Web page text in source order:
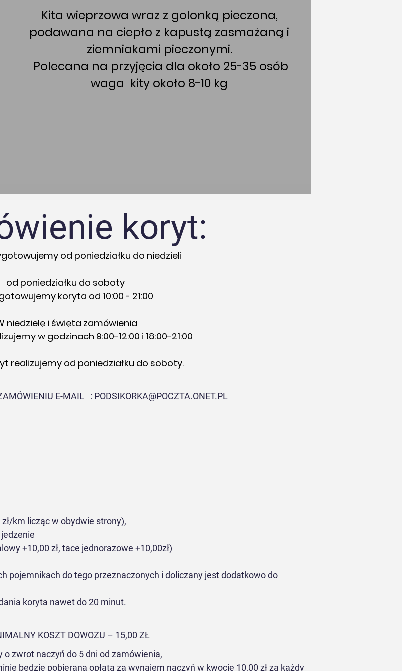
Kita wieprzowa wraz z golonką pieczona,
podawana na ciepło z kapustą zasmażaną i
ziemniakami pieczonymi.
Polecana na przyjęcia dla około 25-35 osób
waga kity około 8-10 kg
koryt:
od poniedziałku do niedzieli
od poniedziałku do soboty
koryta od 10:00 - 21:00
niedzielę i święta zamówienia
w godzinach 9:00-12:00 i 18:00-21:00
realizujemy od poniedziałku do soboty.
E-MAIL : PODSIKORKA@POCZTA.ONET.PL
zł/km licząc w obydwie strony),
+10,00 zł, tace jednorazowe +10,00zł)
pojemnikach do tego przeznaczonych i doliczany jest dodatkowo do
koryta nawet do 20 minut.
KOSZT DOWOZU – 15,00 ZŁ
o zwrot naczyń do 5 dni od zamówienia,
będzie pobierana opłata za wynajem naczyń w kwocie 10,00 zł za każdy